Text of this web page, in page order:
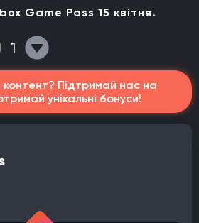
Game Pass 15 квітня.
1
Підтримай нас на
унікальні бонуси!